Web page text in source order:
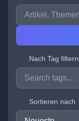
Nach Tag filtern
Sortieren nach